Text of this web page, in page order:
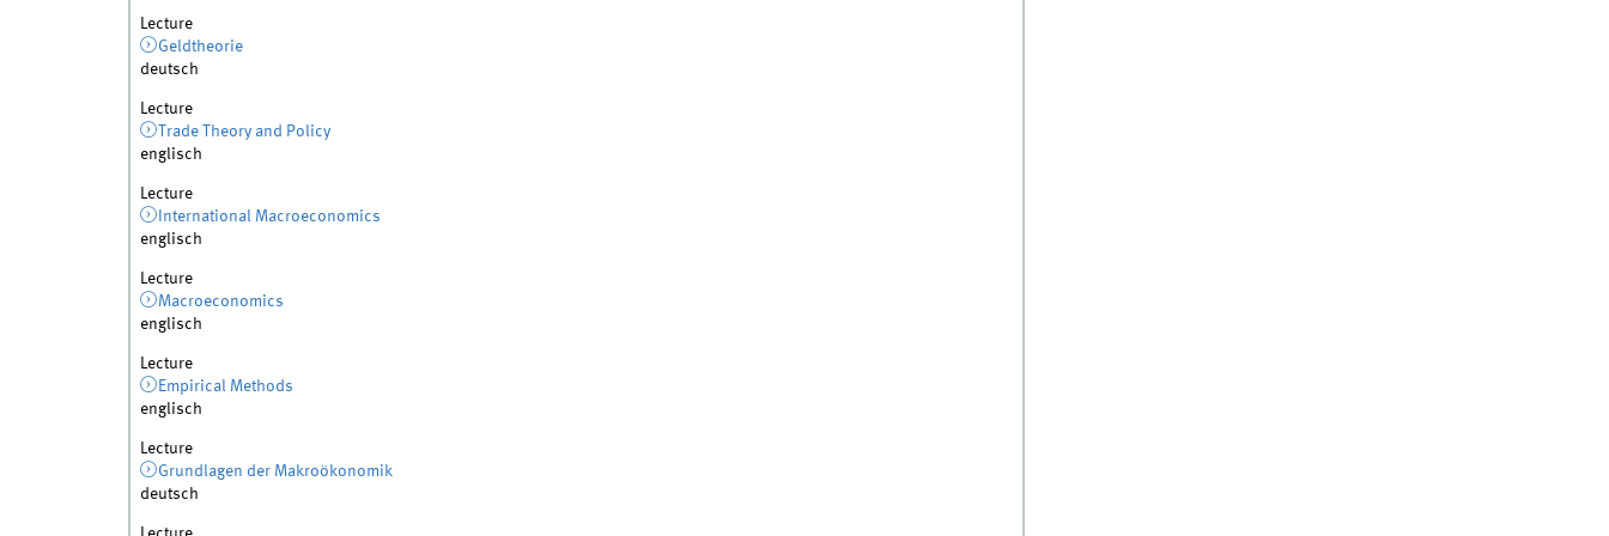
Lecture
Geldtheorie
deutsch
Lecture
Trade Theory and Policy
englisch
Lecture
International Macroeconomics
englisch
Lecture
Macroeconomics
englisch
Lecture
Empirical Methods
englisch
Lecture
Grundlagen der Makroökonomik
deutsch